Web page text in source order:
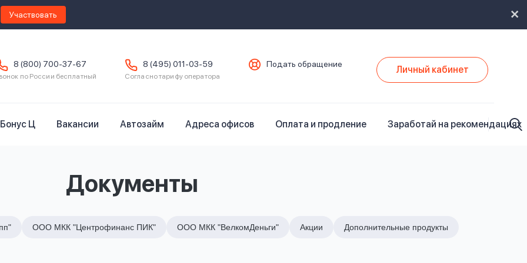
Участвовать
8 (800) 700-37-67
по России бесплатный
8 (495) 011-03-59
Согласно тарифу оператора
Подать обращение Личный кабинет
Бонус Ц Вакансии Автозайм Адреса офисов Оплата и продление Заработай на рекомендациях
Документы
ООО МКК "Центрофинанс ПИК" ООО МКК "ВелкомДеньги" Акции Дополнительные продукты